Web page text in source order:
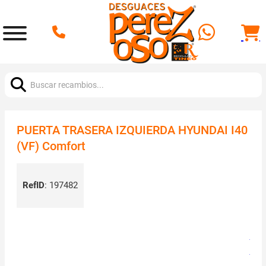
PUERTA TRASERA IZQUIERDA HYUNDAI I40
(VF) Comfort
RefID: 197482